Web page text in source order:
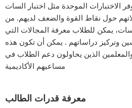
الاختبارات الموحدة مثل اختبار السات
حول نقاط القوة والضعف لديهم. من
يمكن للطلاب معرفة المجالات التي
وتركيز دراساتهم . يمكن أن تكون هذه
والمعلمين الذين يحاولون دعم الطلاب في
مساعيهم الأكاديمية
معرفة قدرات الطالب